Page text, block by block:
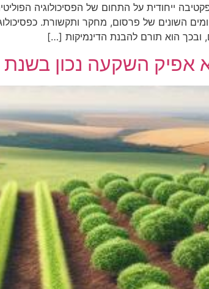
ייחודית על התחום של הפסיכולוגיה
השונים של פרסום, מחקר ותקשורת.
ובכך הוא תורם להבנת הדינמיקות […]
השקעה נכון בשנת 2025?